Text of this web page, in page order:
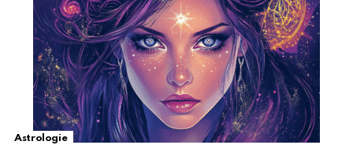
Astrologie